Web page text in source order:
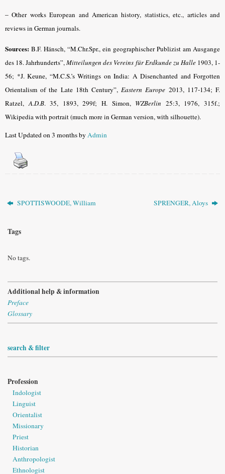
–Other works European and American history, statistics, etc., articles and
reviews in German journals.
Sources: B.F. Hänsch, “M.Chr.Spr., ein geographischer Publizist am Ausgange
des 18. Jahrhunderts”,Mitteilungen des Vereins für Erdkunde zu Halle1903, 1-
56; *J. Keune, “M.C.S.’s Writings on India: A Disenchanted and Forgotten
Orientalism of the Late 18th Century”,Eastern Europe 2013, 117-134; F.
Ratzel,A.D.B.35, 1893, 299f; H. Simon, WZBerlin 25:3, 1976, 315f.;
Wikipedia with portrait (much more in German version, with silhouette).
Last Updated on 3 months byAdmin
SPOTTISWOODE, William SPRENGER, Aloys
Tags
No tags.
Additional help & information
Preface
Glossary
search & filter
Profession
Indologist
Linguist
Orientalist
Missionary
Priest
Historian
Anthropologist
Ethnologist